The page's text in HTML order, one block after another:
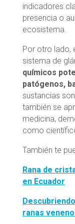
indicadores
presencia o
ecosistema.
Por otro lado,
sistema de
químicos
patógenos,
sustancias
también se
medicina,
como
También te
Rana de
en Ecuador
ranas